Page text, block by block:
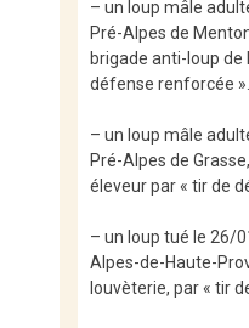
– un loup mâle
Pré-Alpes de
brigade anti-loup de
défense renforcée
– un loup mâle
Pré-Alpes de
éleveur par « tir de
– un loup tué le 26/
Alpes-de-Haute-
louvèterie, par « tir